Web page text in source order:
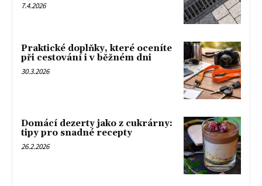
7.4.2026
Praktické doplňky, které oceníte
při cestování i v běžném dni
30.3.2026
Domácí dezerty jako z cukrárny:
tipy pro snadné recepty
26.2.2026